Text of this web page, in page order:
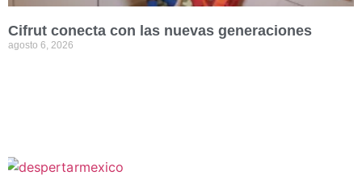
Cifrut conecta con las nuevas generaciones
agosto 6, 2026